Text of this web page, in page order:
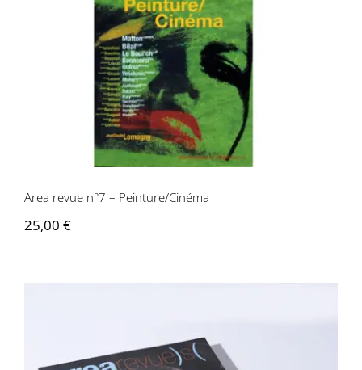
Area revue n°7 – Peinture/Cinéma
Area revue n°7 – Peinture/Cinéma
25,00 €